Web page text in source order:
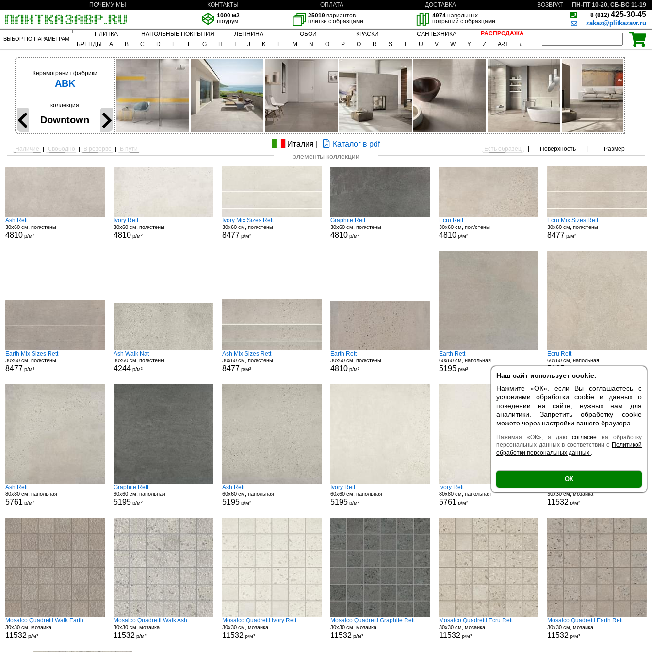
Наш сайт использует cookie.
Нажмите «ОК», если Вы соглашаетесь с
условиями обработки cookie и данных о
поведении на сайте, нужных нам для
аналитики. Запретить обработку cookie
можете через настройки вашего браузера.
Нажимая «ОК», я даю согласие на обработку
персональных данных в соответствии с Политикой
обработки персональных данных .
ОК
ПОЧЕМУ МЫ КОНТАКТЫ ОПЛАТА ДОСТАВКА ВОЗВРАТ
ПН-ПТ 10-20, СБ-ВС 11-19
1000 м2
шоурум
25019 вариантов
плитки с образцами
4974напольных
покрытий с образцами
8 (812) 425-30-45
zakaz@plitkazavr.ru
ВЫБОР ПО ПАРАМЕТРАМ
ПЛИТКА НАПОЛЬНЫЕ ПОКРЫТИЯ ЛЕПНИНА ОБОИ КРАСКИ САНТЕХНИКА
РАСПРОДАЖА
БРЕНДЫ:
A B C D E F G H J K L M N O P Q R S T U V W Y Z А-Я #
Керамогранит фабрики
ABK
коллекция
Downtown
Италия | Каталог в pdf
Наличие | Свободно | В резерве | В пути
элементы коллекции
Есть образец | Поверхность | Размер
Ash Rett
30x60 см, пол/стены
4810р/м²
Ivory Rett
30x60 см, пол/стены
4810 р/м²
Ivory Mix Sizes Rett
30x60 см, пол/стены
8477 р/м²
Graphite Rett
30x60 см, пол/стены
4810 р/м²
Ecru Rett
30x60 см, пол/стены
4810р/м²
Ecru Mix Sizes Rett
30x60 см, пол/стены
8477 р/м²
Earth Mix Sizes Rett
30x60 см, пол/стены
8477 р/м²
Ash Walk Nat
30x60 см, пол/стены
4244 р/м²
Ash Mix Sizes Rett
30x60 см, пол/стены
8477 р/м²
Earth Rett
30x60 см, пол/стены
4810 р/м²
Earth Rett
60x60 см, напольная
5195р/м²
Ecru Rett
60x60 см, напольная
5195
Ash Rett
80x80 см, напольная
5761 р/м²
Graphite Rett
60x60 см, напольная
5195 р/м²
Ash Rett
60x60 см, напольная
5195р/м²
Ivory Rett
60x60 см, напольная
5195 р/м²
Ivory Rett
80x80 см, напольная
5761 р/м²
Mosaico Quadretti Walk Ivory
30x30 см, мозаика
11532 р/м²
Mosaico Quadretti Walk Earth
30x30 см, мозаика
11532 р/м²
Mosaico Quadretti Walk Ash
30x30 см, мозаика
11532 р/м²
Mosaico Quadretti Ivory Rett
30x30 см, мозаика
11532 р/м²
Mosaico Quadretti Graphite Rett
30x30 см, мозаика
11532 р/м²
Mosaico Quadretti Ecru Rett
30x30 см, мозаика
11532 р/м²
Mosaico Quadretti Earth Rett
30x30 см, мозаика
11532 р/м²